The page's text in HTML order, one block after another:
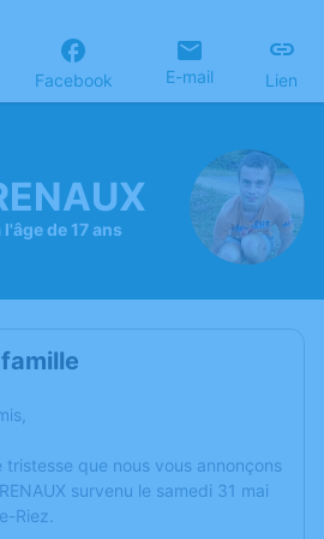
Facebook E-mail Lien
de 17 ans
tristesse que nous vous annonçons
survenu le samedi 31 mai
Riez.